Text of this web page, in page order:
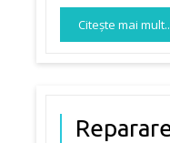
Citeşte mai